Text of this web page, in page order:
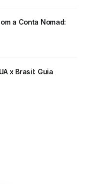
a Conta Nomad:
x Brasil: Guia